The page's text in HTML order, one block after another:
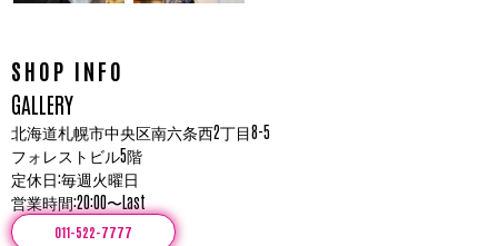
SHOP INFO
GALLERY
北海道札幌市中央区南六条西2丁目8-5
フォレストビル5階
定休日:毎週火曜日
営業時間:20:00〜Last
011-522-7777